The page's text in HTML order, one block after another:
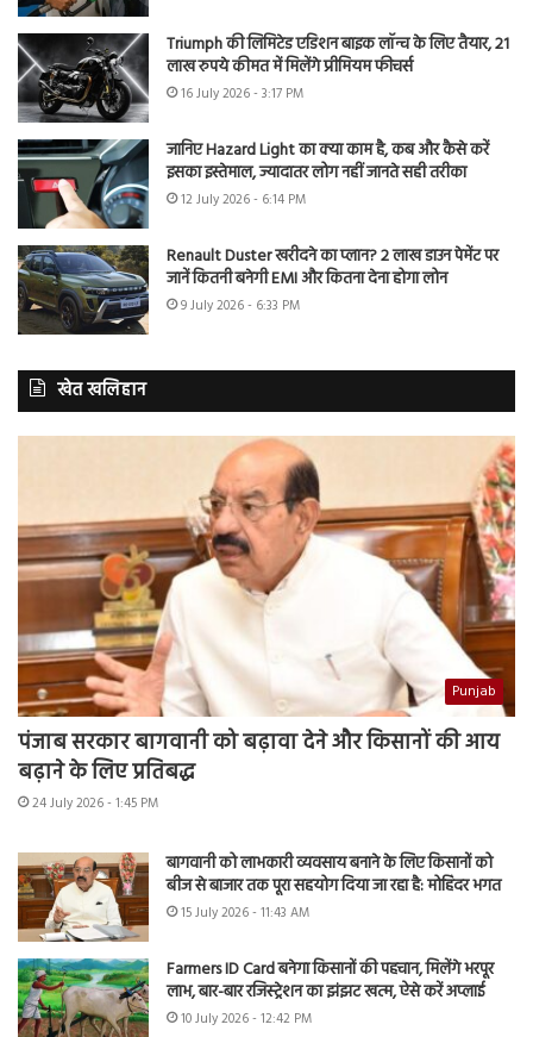
Triumph की लिमिटेड एडिशन बाइक लॉन्च के लिए तैयार, 21
लाख रुपये कीमत में मिलेंगे प्रीमियम फीचर्स
16 July 2026 - 3:17 PM
जानिए Hazard Light का क्या काम है, कब और कैसे करें
इसका इस्तेमाल, ज्यादातर लोग नहीं जानते सही तरीका
12 July 2026 - 6:14 PM
Renault Duster खरीदने का प्लान? 2 लाख डाउन पेमेंट पर
जानें कितनी बनेगी EMI और कितना देना होगा लोन
9 July 2026 - 6:33 PM
खेत खलिहान
Punjab
पंजाब सरकार बागवानी को बढ़ावा देने और किसानों की आय
बढ़ाने के लिए प्रतिबद्ध
24 July 2026 - 1:45 PM
बागवानी को लाभकारी व्यवसाय बनाने के लिए किसानों को
बीज से बाजार तक पूरा सहयोग दिया जा रहा है: मोहिंदर भगत
15 July 2026 - 11:43 AM
Farmers ID Card बनेगा किसानों की पहचान, मिलेंगे भरपूर
लाभ, बार-बार रजिस्ट्रेशन का झंझट खत्म, ऐसे करें अप्लाई
10 July 2026 - 12:42 PM